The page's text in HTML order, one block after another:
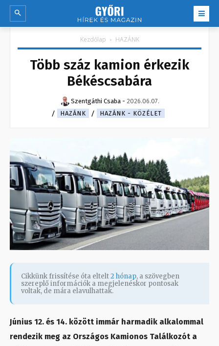
Kezdőlap HAZÁNK
Több száz kamion érkezik
Békéscsabára
Szentgáthi Csaba - 2026.06.07.
HAZÁNK
HAZÁNK - KÖZÉLET
Cikkünk frissítése óta eltelt2 hónap, a szövegben
szereplő információk a megjelenéskor pontosak
voltak, de mára elavulhattak.
Június 12. és 14. között immár harmadik alkalommal
rendezik meg az Országos Kamionos Találkozót a